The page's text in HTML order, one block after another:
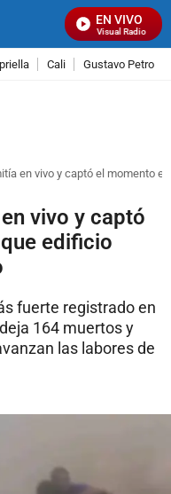
EN VIVO
Señal Visual Radio
Cali Gustavo Petro
en vivo y captó el momento
vivo y captó
edificio
fuerte registrado en
164 muertos y
las labores de